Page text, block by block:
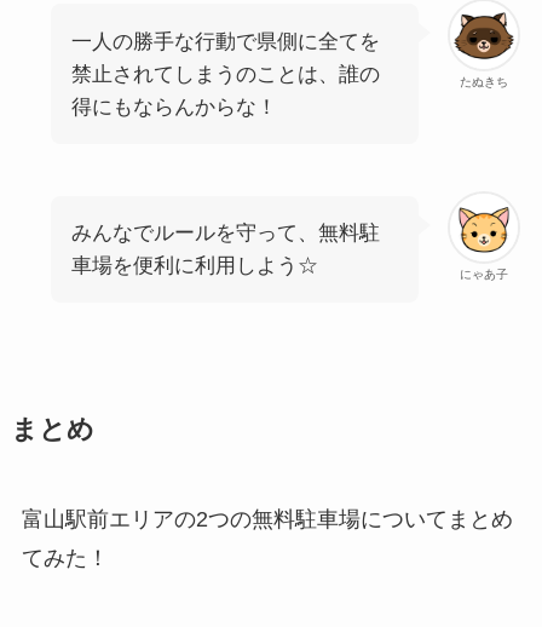
たぬきち
一人の勝手な行動で県側に全てを
禁止されてしまうのことは、誰の
得にもならんからな！
にゃあ子
みんなでルールを守って、無料駐
車場を便利に利用しよう☆
まとめ
富山駅前エリアの2つの無料駐車場についてまとめ
てみた！